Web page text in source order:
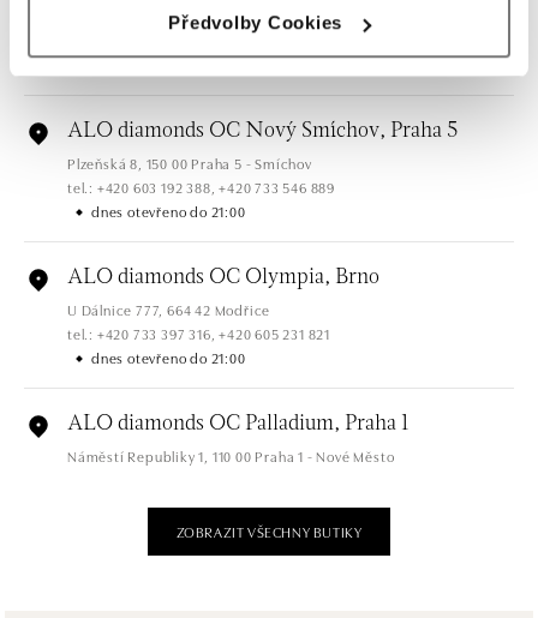
Předvolby Cookies
Jantarová 3344/4, 702 00 Ostrava-Moravská Ostrava
tel.: +420 603 166 013, +420 603 565 187
dnes otevřeno do 21:00
ALO diamonds OC Nový Smíchov, Praha 5
Plzeňská 8, 150 00 Praha 5 - Smíchov
tel.: +420 603 192 388, +420 733 546 889
dnes otevřeno do 21:00
ALO diamonds OC Olympia, Brno
U Dálnice 777, 664 42 Modřice
tel.: +420 733 397 316, +420 605 231 821
dnes otevřeno do 21:00
ALO diamonds OC Palladium, Praha 1
Náměstí Republiky 1, 110 00 Praha 1 - Nové Město
dnes otevřeno do 21:00
ZOBRAZIT VŠECHNY BUTIKY